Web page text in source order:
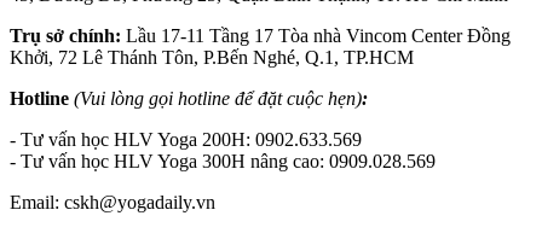
Trụ sở chính: Lầu 17-11 Tầng 17 Tòa nhà Vincom Center Đồng
Khởi, 72 Lê Thánh Tôn, P.Bến Nghé, Q.1, TP.HCM
Hotline (Vui lòng gọi hotline để đặt cuộc hẹn):
- Tư vấn học HLV Yoga 200H: 0902.633.569
- Tư vấn học HLV Yoga 300H nâng cao: 0909.028.569
Email: cskh@yogadaily.vn